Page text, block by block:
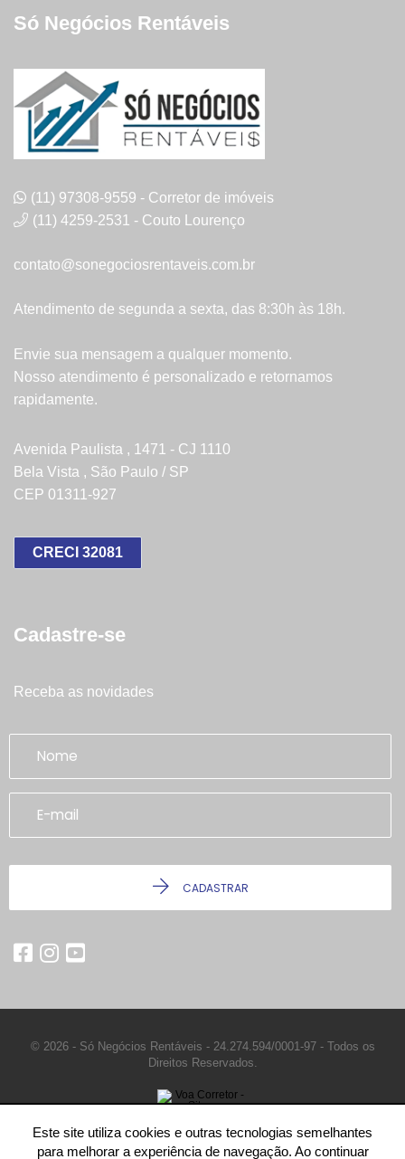
Só Negócios Rentáveis
(11) 97308-9559 - Corretor de imóveis
(11) 4259-2531 - Couto Lourenço
contato@sonegociosrentaveis.com.br
Atendimento de segunda a sexta, das 8:30h às 18h.
Envie sua mensagem a qualquer momento.
Nosso atendimento é personalizado e retornamos
rapidamente.
Avenida Paulista , 1471 - CJ 1110
Bela Vista , São Paulo / SP
CEP 01311-927
CRECI 32081
Cadastre-se
Receba as novidades
CADASTRAR
© 2026 - Só Negócios Rentáveis - 24.274.594/0001-97 - Todos os
Direitos Reservados.
Este site utiliza cookies e outras tecnologias semelhantes
para melhorar a experiência de navegação. Ao continuar